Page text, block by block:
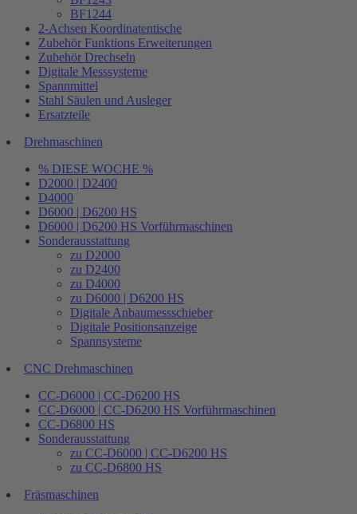
BF1244
2-Achsen Koordinatentische
Zubehör Funktions Erweiterungen
Zubehör Drechseln
Digitale Messsysteme
Spannmittel
Stahl Säulen und Ausleger
Ersatzteile
Drehmaschinen
% DIESE WOCHE %
D2000 | D2400
D4000
D6000 | D6200 HS
D6000 | D6200 HS Vorführmaschinen
Sonderausstattung
zu D2000
zu D2400
zu D4000
zu D6000 | D6200 HS
Digitale Anbaumessschieber
Digitale Positionsanzeige
Spannsysteme
CNC Drehmaschinen
CC-D6000 | CC-D6200 HS
CC-D6000 | CC-D6200 HS Vorführmaschinen
CC-D6800 HS
Sonderausstattung
zu CC-D6000 | CC-D6200 HS
zu CC-D6800 HS
Fräsmaschinen